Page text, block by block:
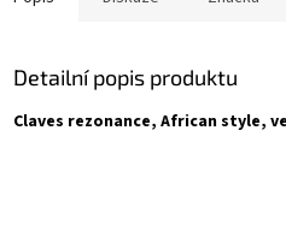
Detailní popis produktu
Claves rezonance, African style,